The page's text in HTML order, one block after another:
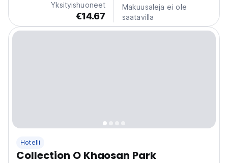
Yksityishuoneet
€14.67
Makuusaleja ei ole
saatavilla
Hotelli
Collection O Khaosan Park